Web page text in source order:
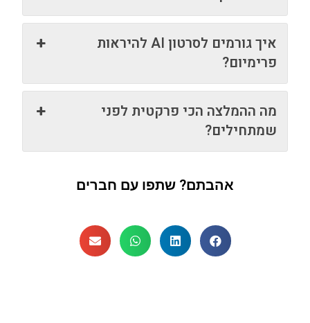
איך גורמים לסרטון AI להיראות
פרימיום?
מה ההמלצה הכי פרקטית לפני
שמתחילים?
אהבתם? שתפו עם חברים